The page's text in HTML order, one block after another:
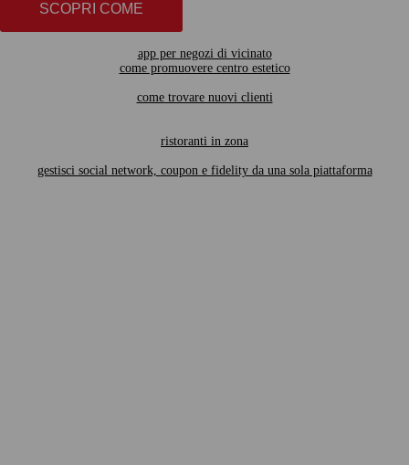
SCOPRI COME
app per negozi di vicinato
come promuovere centro estetico
come trovare nuovi clienti
ristoranti in zona
gestisci social network, coupon e fidelity da una sola piattaforma